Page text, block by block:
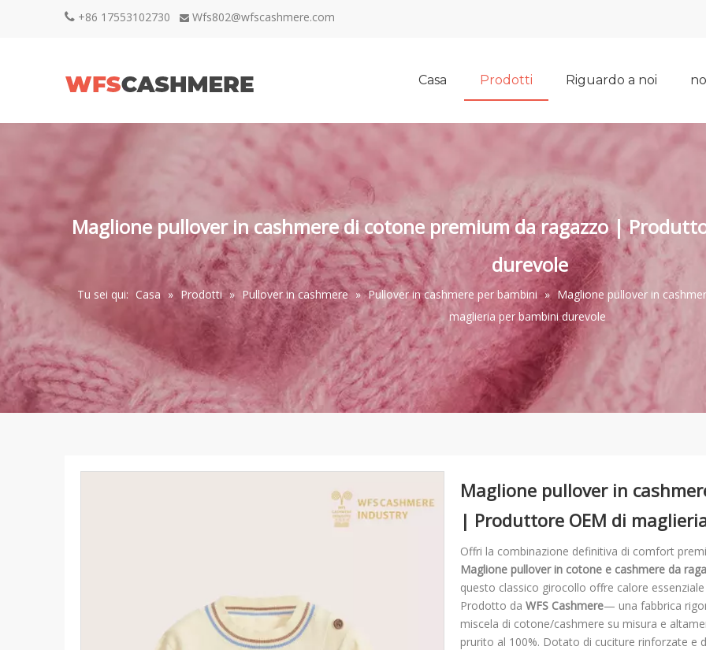
 +86 17553102730  Wfs802@wfscashmere.com
Casa Prodotti Riguardo a noi
Maglione pullover in cashmere di cotone premium da ragazzo |
durevole
Tu sei qui: Casa » Prodotti » Pullover in cashmere » Pullover in cashmere per bambini » Maglione pullover in
maglieria per bambini durevole
Maglione pullover in
| Produttore OEM di
Offri la combinazione definitiva di comfort
Maglione pullover in cotone e cashmere da
questo classico girocollo offre calore
Prodotto da WFS Cashmere— una fabbrica
miscela di cotone/cashmere su misura e
prurito al 100%. Dotato di cuciture rinforzate e